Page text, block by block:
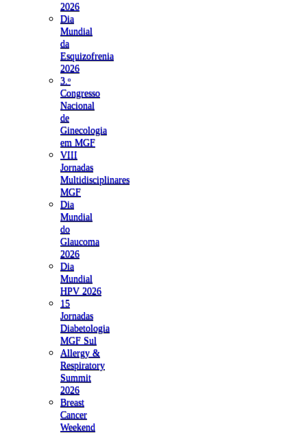
2026
Dia
Mundial
da
Esquizofrenia
2026
3.ᵒ
Congresso
Nacional
de
Ginecologia
em MGF
VIII
Jornadas
Multidisciplinares
MGF
Dia
Mundial
do
Glaucoma
2026
Dia
Mundial
HPV 2026
15
Jornadas
Diabetologia
MGF Sul
Allergy &
Respiratory
Summit
2026
Breast
Cancer
Weekend